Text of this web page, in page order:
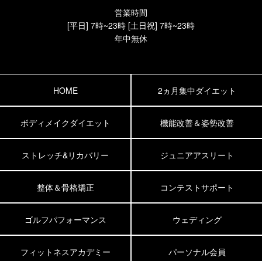
営業時間
[平日] 7時~23時 [土日祝] 7時~23時
年中無休
HOME 2ヵ月集中ダイエット
ボディメイクダイエット 機能改善＆姿勢改善
ストレッチ&リカバリー ジュニアアスリート
整体＆骨格矯正 コンテストサポート
ゴルフパフォーマンス ウェディング
フィットネスアカデミー パーソナル会員